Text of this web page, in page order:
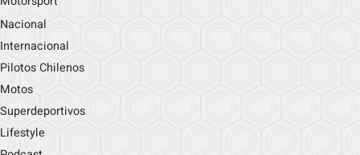
Nacional
Internacional
Pilotos Chilenos
Motos
Superdeportivos
Lifestyle